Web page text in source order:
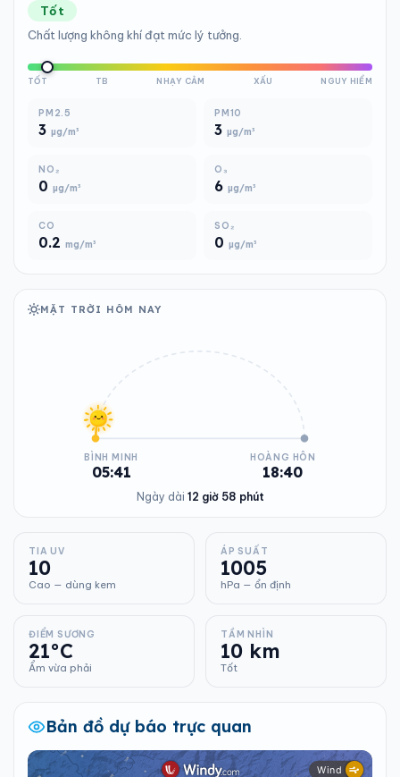
Tốt
Chất lượng không khí đạt mức lý tưởng.
TỐT TB NHẠY CẢM XẤU NGUY HIỂM
PM2.5
3 µg/m³
PM10
3 µg/m³
NO₂
0 µg/m³
O₃
6 µg/m³
CO
0.2 mg/m³
SO₂
0 µg/m³
MẶT TRỜI HÔM NAY
BÌNH MINH
05:41
HOÀNG HÔN
18:40
Ngày dài 12 giờ 58 phút
TIA UV
10
Cao — dùng kem
ÁP SUẤT
1005
hPa — ổn định
ĐIỂM SƯƠNG
21°C
Ẩm vừa phải
TẦM NHÌN
10 km
Tốt
Bản đồ dự báo trực quan